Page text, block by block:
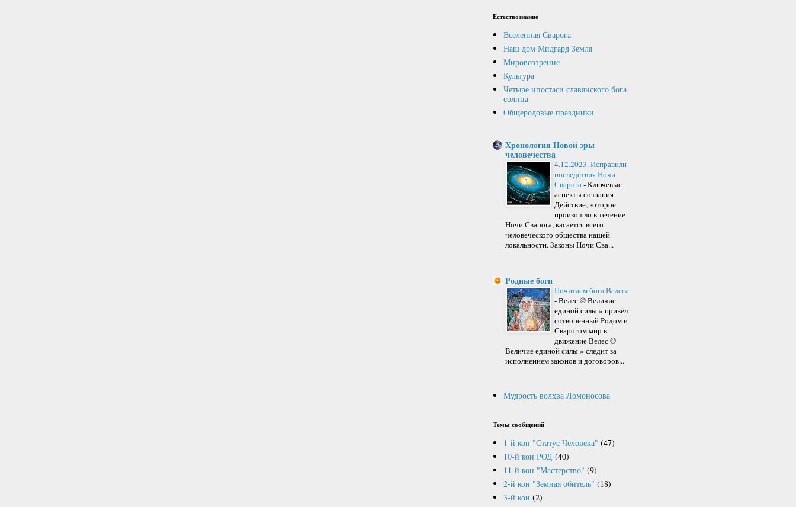
Естествознание
Вселенная Сварога
Наш дом Мидгард Земля
Мировоззрение
Культура
Четыре ипостаси славянского бога
солнца
Общеродовые праздники
Хронология Новой эры
человечества
4.12.2023. Исправили
последствия Ночи
Сварога-Ключевые
аспекты сознания
Действие, которое
произошло в течение
Ночи Сварога, касается всего
человеческого общества нашей
локальности. Законы Ночи Сва...
Родные боги
Почитаем бога Велеса
-Велес © Величие
единой силы » привёл
сотворённый Родом и
Сварогом мир в
движение Велес ©
Величие единой силы » следит за
исполнением законов и договоров...
Мудрость волхва Ломоносова
Темы сообщений
1-й кон "Статус Человека" (47)
10-й кон РОД (40)
11-й кон "Мастерство" (9)
2-й кон "Земная обитель" (18)
3-й кон (2)